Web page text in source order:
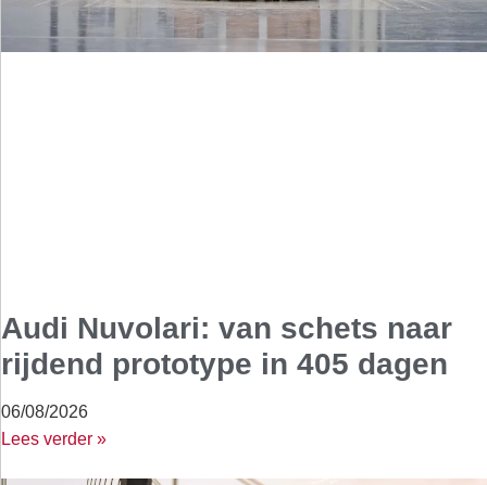
Audi Nuvolari: van schets naar
rijdend prototype in 405 dagen
06/08/2026
Lees verder »